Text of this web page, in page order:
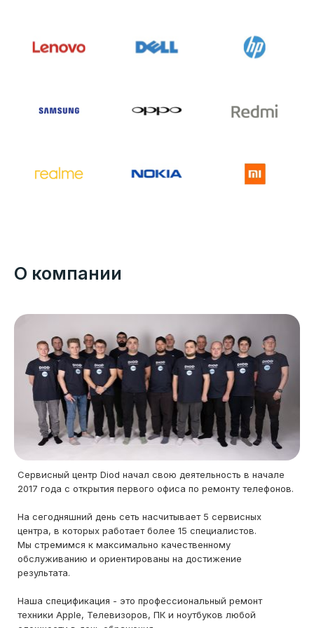
О компании
Сервисный центр Diod начал свою деятельность в начале
2017 года с открытия первого офиса по ремонту телефонов.
На сегодняшний день сеть насчитывает 5 сервисных
центра, в которых работает более 15 специалистов.
Мы стремимся к максимально качественному
обслуживанию и ориентированы на достижение
результата.
Наша спецификация - это профессиональный ремонт
техники Apple, Телевизоров, ПК и ноутбуков любой